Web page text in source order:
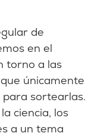
de
en el
torno a las
únicamente
para sortearlas.
ciencia, los
a un tema